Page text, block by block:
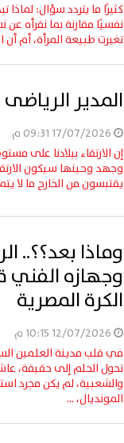
كثيرًا ما يتردد سؤال: لماذا
نفسيًا مقارنة بما نقرأه
تغيرت طبيعة المرأة، أم
المدير
إن الارتقاء ببلادنا على
وجهد وحينها سيكون
يقتبسون من الخارج ما لا
وماذا بعد؟؟..
وجهازه الفني
الكرة المصرية
في قلب مدينة العلمين
تحول الحلم إلى حقيقة،
والشعبية، لم يكن مجرد
المونديال، ...